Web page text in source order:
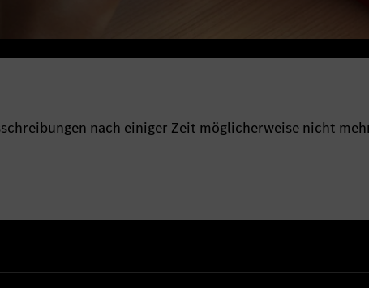
nach einiger Zeit möglicherweise nicht